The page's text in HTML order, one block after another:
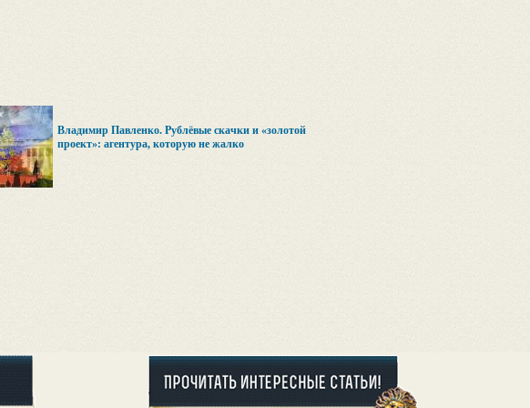
Владимир Павленко. Рублёвые скачки и «золотой
проект»: агентура, которую не жалко